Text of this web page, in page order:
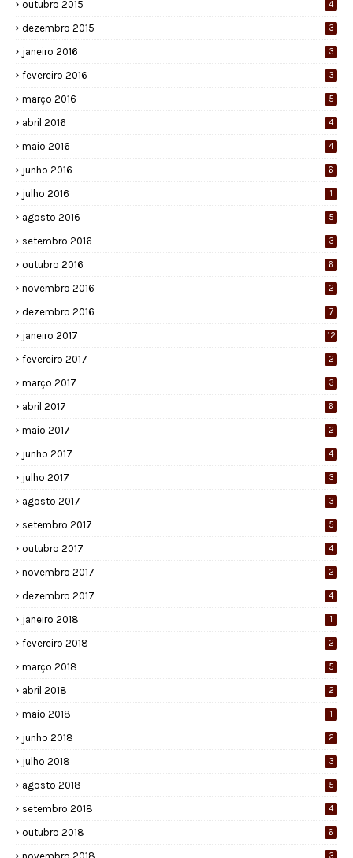
outubro 2015 4
dezembro 2015 3
janeiro 2016 3
fevereiro 2016 3
março 2016 5
abril 2016 4
maio 2016 4
junho 2016 6
julho 2016 1
agosto 2016 5
setembro 2016 3
outubro 2016 6
novembro 2016 2
dezembro 2016 7
janeiro 2017 12
fevereiro 2017 2
março 2017 3
abril 2017 6
maio 2017 2
junho 2017 4
julho 2017 3
agosto 2017 3
setembro 2017 5
outubro 2017 4
novembro 2017 2
dezembro 2017 4
janeiro 2018 1
fevereiro 2018 2
março 2018 5
abril 2018 2
maio 2018 1
junho 2018 2
julho 2018 3
agosto 2018 5
setembro 2018 4
outubro 2018 6